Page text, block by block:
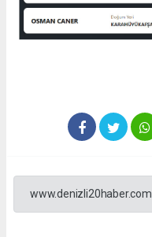
www.denizli20haber.com